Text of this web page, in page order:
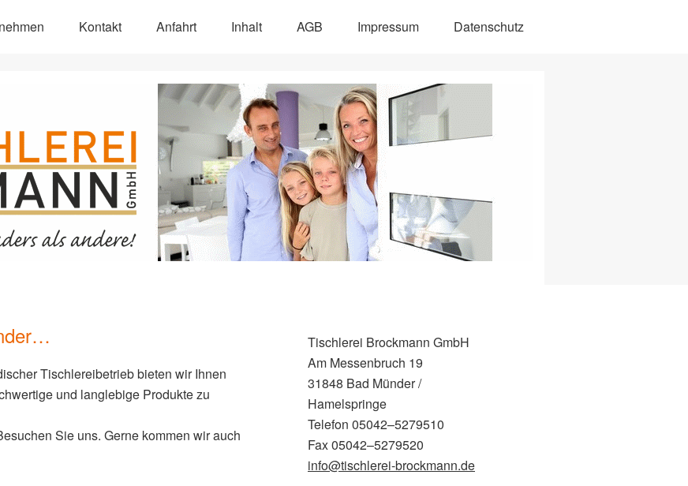
Kontakt Anfahrt Inhalt AGB Impressum Datenschutz
Tischlereibetrieb bieten wir Ihnen
und langlebige Produkte zu
Sie uns. Gerne kommen wir auch
Tischlerei Brockmann GmbH
Am Messenbruch 19
31848 Bad Münder /
Hamelspringe
Telefon 05042–5279510
Fax 05042–5279520
info@tischlerei-brockmann.de